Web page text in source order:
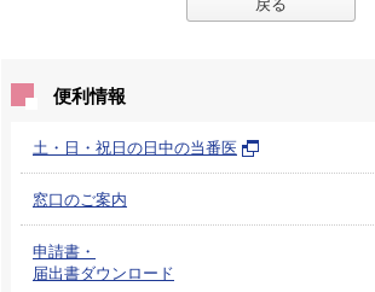
便利情報
土・日・祝日の日中の当番医
窓口のご案内
申請書・
届出書ダウンロード